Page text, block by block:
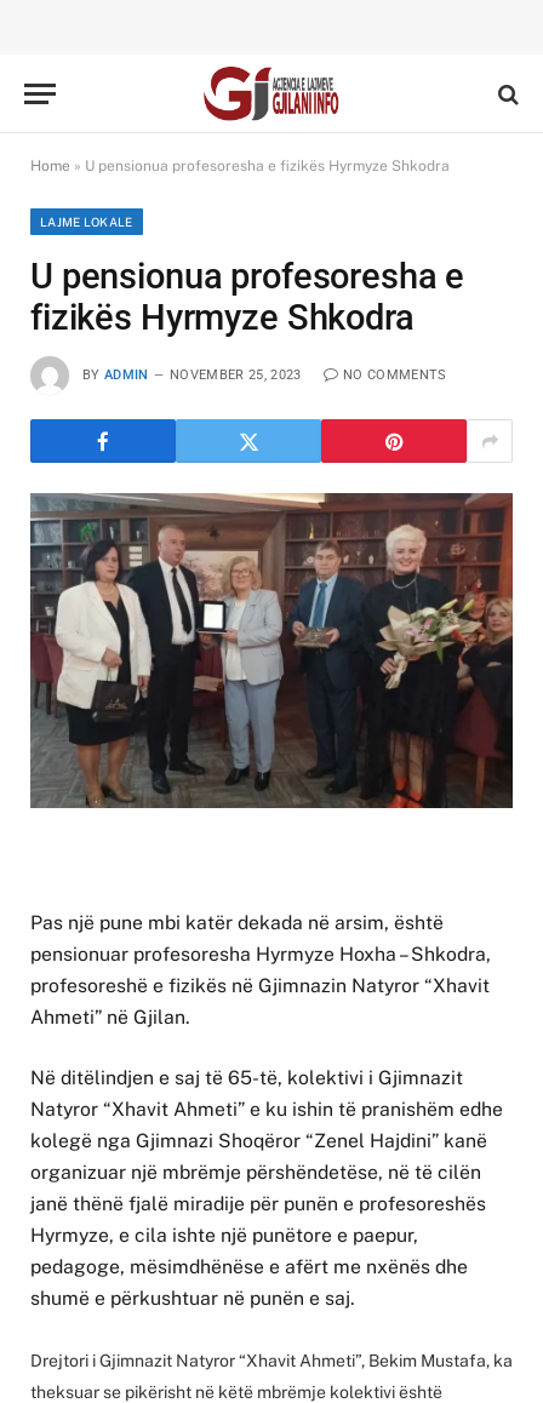
Home » U pensionua profesoresha e fizikës Hyrmyze Shkodra
LAJME LOKALE
U pensionua profesoresha e
fizikës Hyrmyze Shkodra
BY ADMIN NOVEMBER 25, 2023 NO COMMENTS
Pas një pune mbi katër dekada në arsim, është
pensionuar profesoresha Hyrmyze Hoxha – Shkodra,
profesoreshë e fizikës në Gjimnazin Natyror “Xhavit
Ahmeti” në Gjilan.
Në ditëlindjen e saj të 65-të, kolektivi i Gjimnazit
Natyror “Xhavit Ahmeti” e ku ishin të pranishëm edhe
kolegë nga Gjimnazi Shoqëror “Zenel Hajdini” kanë
organizuar një mbrëmje përshëndetëse, në të cilën
janë thënë fjalë miradije për punën e profesoreshës
Hyrmyze, e cila ishte një punëtore e paepur,
pedagoge, mësimdhënëse e afërt me nxënës dhe
shumë e përkushtuar në punën e saj.
Drejtori i Gjimnazit Natyror “Xhavit Ahmeti”, Bekim Mustafa, ka
theksuar se pikërisht në këtë mbrëmje kolektivi është